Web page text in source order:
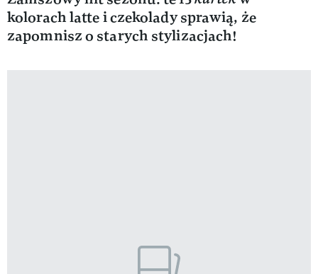
kolorach latte i czekolady sprawią, że
zapomnisz o starych stylizacjach!